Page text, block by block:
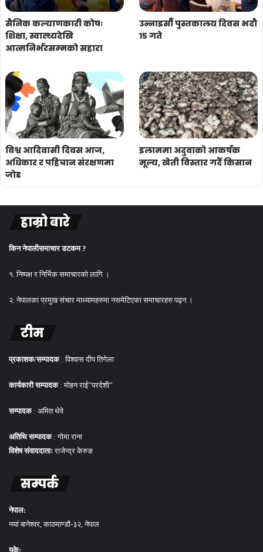
सैनिक कल्याणकारी कोषः
शिक्षा, स्वास्थ्यदेखि
आत्मनिर्भरसम्मको सहारा
उन्नाइसौँ पुस्तकालय दिवस भदौ
१५ गते
विश्व आदिवासी दिवस आज,
अधिकार र पहिचान संरक्षणमा
जोड
इलाममा अदुवाको आकर्षक
मूल्य, खेती विस्तार गर्दै किसान
हाम्रो बारे
किन नेपालीसमाचार डटकम ?
१. निष्पक्ष र निर्भिक समाचारको लागि ।
२. नेपालका प्रमुख संचार माध्यामहरुमा नसमेटिएका समाचारहरु पढ्न ।
टीम
प्रकाशक/सम्पादक : विश्वास दीप तिगेला
कार्यकारी सम्पादक: मोहन राई”परदेशी”
सम्पादक: अमित थेवे
अतिथि सम्पादक: गोमा राना
विशेष संवाददाताःराजेन्द्र केरुङ
सम्पर्क
नेपाल:
नयां बानेश्वर, काठमाण्डौ-३२, नेपाल
यूके: